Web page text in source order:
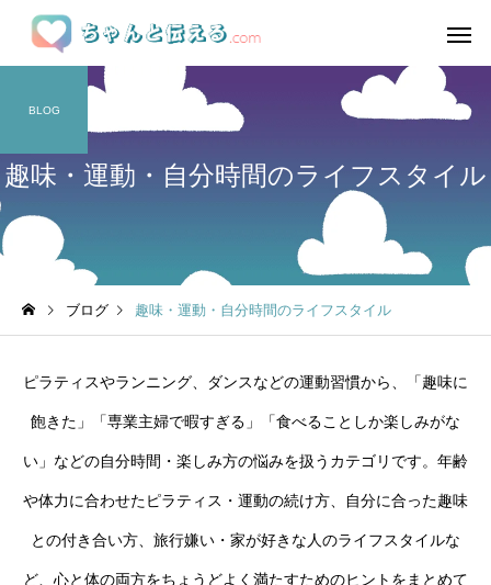
趣味・運動・自分時間のライフスタイル
BLOG
ブログ 趣味・運動・自分時間のライフスタイル
ピラティスやランニング、ダンスなどの運動習慣から、「趣味に
飽きた」「専業主婦で暇すぎる」「食べることしか楽しみがな
い」などの自分時間・楽しみ方の悩みを扱うカテゴリです。年齢
や体力に合わせたピラティス・運動の続け方、自分に合った趣味
との付き合い方、旅行嫌い・家が好きな人のライフスタイルな
ど、心と体の両方をちょうどよく満たすためのヒントをまとめて